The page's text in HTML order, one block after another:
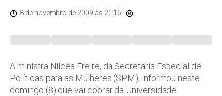
8 de novembro de 2009 às 20:16
A ministra Nilcéa Freire, da Secretaria Especial de
Políticas para as Mulheres (SPM), informou neste
domingo (8) que vai cobrar da Universidade